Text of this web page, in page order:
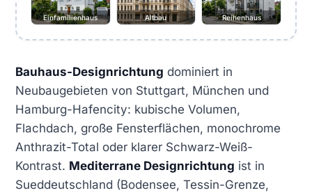
Einfamilienhaus Altbau Reihenhaus
Bauhaus-Designrichtung dominiert in
Neubaugebieten von Stuttgart, München und
Hamburg-Hafencity: kubische Volumen,
Flachdach, große Fensterflächen, monochrome
Anthrazit-Total oder klarer Schwarz-Weiß-
Kontrast. Mediterrane Designrichtung ist in
Sueddeutschland (Bodensee, Tessin-Grenze,